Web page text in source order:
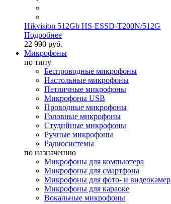
Hikvision 512Gb HS-ESSD-T200N/512G
Подробнее
22 990 руб.
Микрофоны
по типу
Беспроводные микрофоны
Настольные микрофоны
Петличные микрофоны
Микрофоны USB
Проводные микрофоны
Головные микрофоны
Студийные микрофоны
Ручные микрофоны
Радиосистемы
по назначению
Микрофоны для компьютера
Микрофоны для смартфона
Микрофоны для фото- и видеокамер
Микрофоны для караоке
Вокальные микрофоны